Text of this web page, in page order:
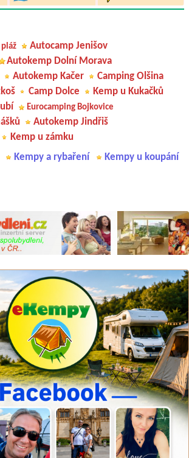
Autocamp Jenišov
Autokemp Dolní Morava
Autokemp Kačer
Camping Olšina
Camp Dolce
Kemp u Kukačků
Eurocamping Bojkovice
Autokemp Jindřiš
Kemp u zámku
Kempy a rybaření
Kempy u koupání